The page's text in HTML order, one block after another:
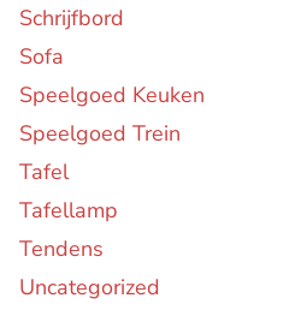
Schrijfbord
Sofa
Speelgoed Keuken
Speelgoed Trein
Tafel
Tafellamp
Tendens
Uncategorized